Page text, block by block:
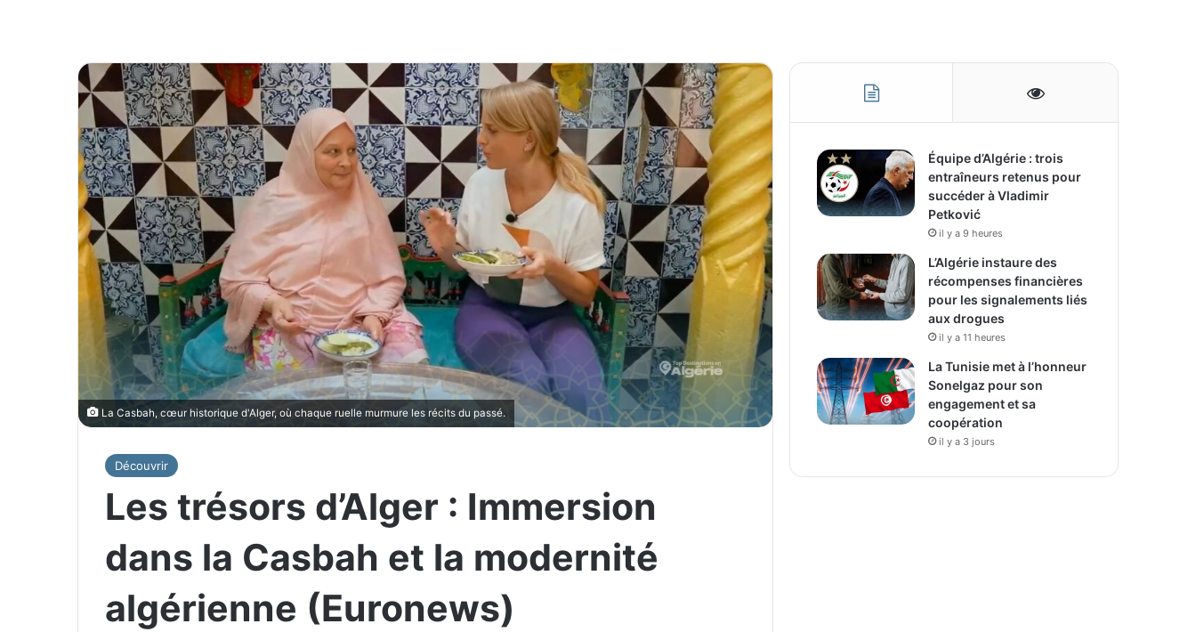
La Casbah, cœur historique d'Alger, où chaque ruelle murmure les récits du passé.
Découvrir
Les trésors d’Alger : Immersion
dans la Casbah et la modernité
algérienne (Euronews)
Équipe d’Algérie : trois
entraîneurs retenus pour
succéder à Vladimir
Petković
il y a 9 heures
L’Algérie instaure des
récompenses financières
pour les signalements liés
aux drogues
il y a 11 heures
La Tunisie met à l’honneur
Sonelgaz pour son
engagement et sa
coopération
il y a 3 jours